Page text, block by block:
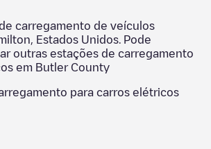
carregamento de veículos
Estados Unidos . Pode
outras estações de carregamento
em Butler County
para carros elétricos